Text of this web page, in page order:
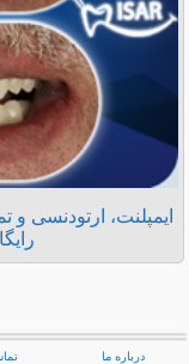
ایمپلنت، ارتودنسی
درباره ما